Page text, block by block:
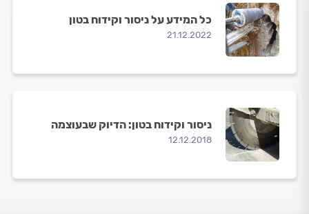
כל המידע על ניסור וקידוח בטון
21.12.2022
ניסור וקידוח בטון: הדיוק שבעוצמה
12.12.2018